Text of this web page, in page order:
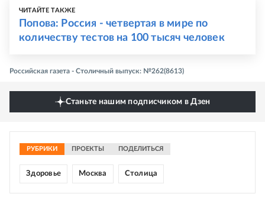
ЧИТАЙТЕ ТАКЖЕ
Попова: Россия - четвертая в мире по
количеству тестов на 100 тысяч человек
Российская газета - Столичный выпуск: №262(8613)
Станьте нашим подписчиком в Дзен
РУБРИКИ ПРОЕКТЫ ПОДЕЛИТЬСЯ
Здоровье Москва Столица